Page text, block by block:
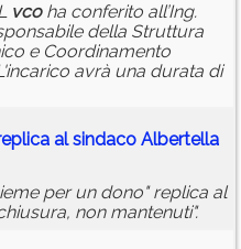
vcoha conferito all’Ing.
della Struttura
e Coordinamento
avrà una durata di
al sindaco Albertella
per un dono" replica al
non mantenuti".